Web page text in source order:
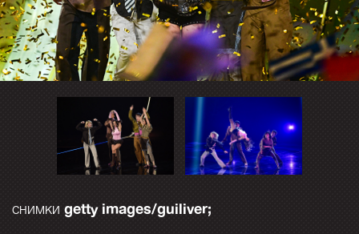
снимки getty images/guiliver;